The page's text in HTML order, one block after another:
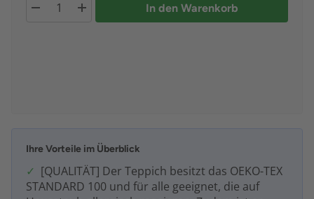
In den Warenkorb
Ihre Vorteile im Überblick
[QUALITÄT] Der Teppich besitzt das OEKO-TEX
STANDARD 100 und für alle geeignet, die auf